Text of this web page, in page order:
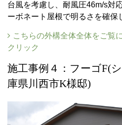
台風を考慮し、耐風圧46m/s対
ーボネート屋根で明るさを確保
こちらの外構全体全体をご覧
クリック
施工事例４：フーゴF(
庫県川西市K様邸)